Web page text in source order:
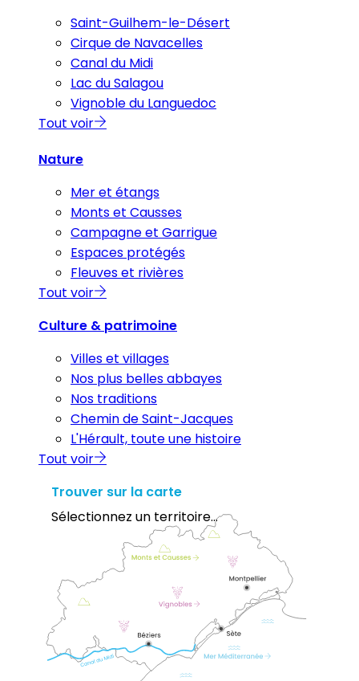
Saint-Guilhem-le-Désert
Cirque de Navacelles
Canal du Midi
Lac du Salagou
Vignoble du Languedoc
Tout voir
Nature
Mer et étangs
Monts et Causses
Campagne et Garrigue
Espaces protégés
Fleuves et rivières
Tout voir
Culture & patrimoine
Villes et villages
Nos plus belles abbayes
Nos traditions
Chemin de Saint-Jacques
L'Hérault, toute une histoire
Tout voir
Trouver sur la carte
Sélectionnez un territoire...